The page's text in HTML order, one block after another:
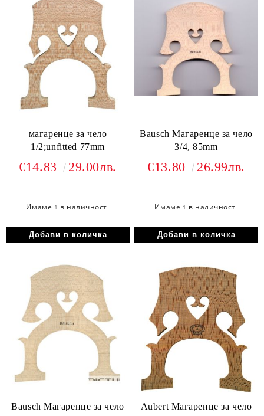
магаренце за чело
1/2;unfitted 77mm
€14.83 29.00лв.
Имаме 1 в наличност
Bausch Магаренце за чело
3/4, 85mm
€13.80 26.99лв.
Имаме 1 в наличност
Bausch Магаренце за чело
Aubert Магаренце за чело